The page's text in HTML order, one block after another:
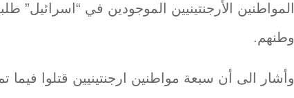
المواطنين الأرجنتينيين الموجودين في “اسرائيل”
وطنهم.
وأشار الى أن سبعة مواطنين ارجنتينيين قتلوا فيما